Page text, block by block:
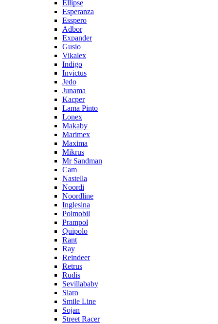
Ellipse
Esperanza
Esspero
Adbor
Expander
Gusio
Vikalex
Indigo
Invictus
Jedo
Junama
Kacper
Lama Pinto
Lonex
Makaby
Marimex
Maxima
Mikrus
Mr Sandman
Cam
Nastella
Noordi
Noordline
Inglesina
Polmobil
Prampol
Quipolo
Rant
Ray
Reindeer
Retrus
Rudis
Sevillababy
Slaro
Smile Line
Sojan
Street Racer